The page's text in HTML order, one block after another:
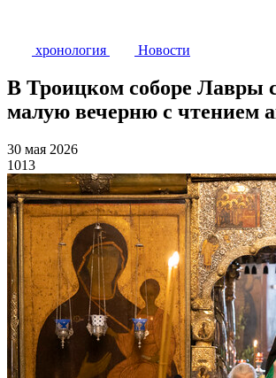
хронология Новости
В Троицком соборе Лавры
малую вечерню с чтением
30 мая 2026
1013